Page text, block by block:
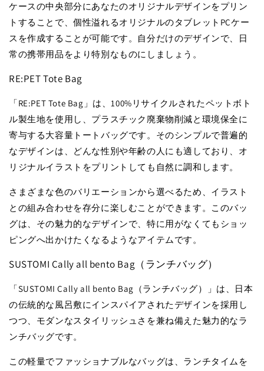
ケースの中央部分にあなたのオリジナルデザインをプリン
トすることで、個性溢れるオリジナルのタブレットPCケー
スを作成することが可能です。自分だけのデザインで、日
常の携帯用品をより特別なものにしましょう。
RE:PET Tote Bag
「RE:PET Tote Bag」は、100%リサイクルされたペットボト
ル製生地を使用し、プラスチック廃棄物削減と環境保全に
寄与する大容量トートバッグです。そのシンプルで普遍的
なデザインは、どんな性別や年齢の人にも適しており、オ
リジナルイラストをプリントしても自然に調和します。
さまざまな色のバリエーションから選べるため、イラスト
との組み合わせを存分に楽しむことができます。このバッ
グは、その魅力的なデザインで、特に用がなくてもショッ
ピングへ出かけたくなるようなアイテムです。
SUSTOMI Cally all bento Bag（ランチバッグ）
「SUSTOMI Cally all bento Bag（ランチバッグ）」は、日本
の伝統的な風呂敷にインスパイアされたデザインを採用し
つつ、モダンなスタイリッシュさを兼ね備えた魅力的なラ
ンチバッグです。
この軽量でファッショナブルなバッグは、ランチタイムを